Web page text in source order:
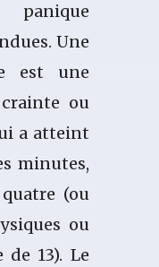
Une
est une
ou
a atteint
minutes,
(ou
ou
13). Le